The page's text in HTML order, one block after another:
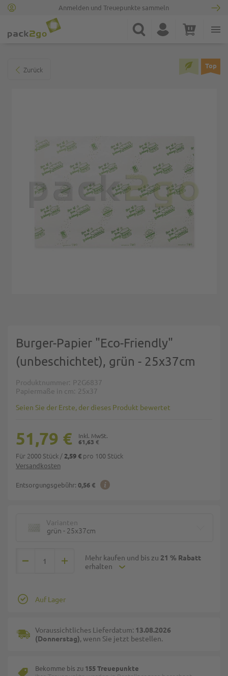
Anmelden und Treuepunkte sammeln
Suche Konto Warenkorb
Zurück Top
Burger-Papier "Eco-Friendly"
(unbeschichtet), grün - 25x37cm
Produktnummer P2G6837
Papiermaße in cm
25x37
Seien Sie der Erste, der dieses Produkt bewertet
Versandkosten
Entsorgungsgebühr: 0,56 €
61,63 €
51,79 €
Für 2000 Stück / 2,59 € pro 100 Stück
Varianten
grün - 25x37cm
Mehr kaufen und bis zu 21 % Rabatt
erhalten
Auf Lager
Voraussichtliches Lieferdatum: 13.08.2026
(Donnerstag), wenn Sie jetzt bestellen.
Bekomme bis zu 155 Treuepunkte